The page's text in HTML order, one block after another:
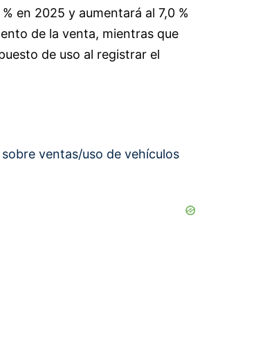
en 2025 y aumentará al 7,0 %
de la venta, mientras que
de uso al registrar el
ventas/uso de vehículos